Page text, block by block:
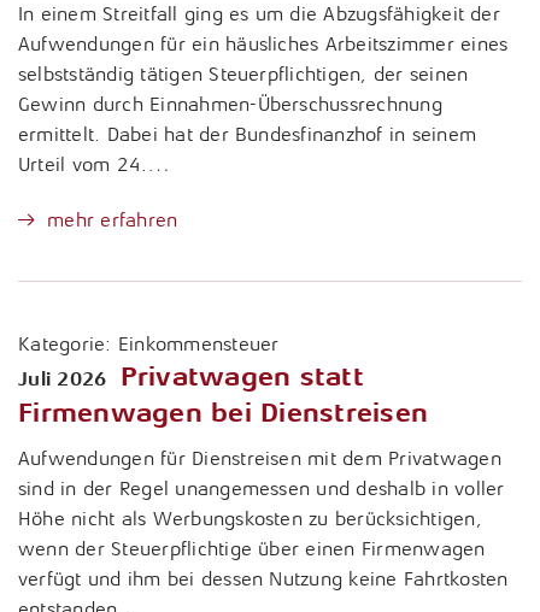
In einem Streitfall ging es um die Abzugsfähigkeit der
Aufwendungen für ein häusliches Arbeitszimmer eines
selbstständig tätigen Steuerpflichtigen, der seinen
Gewinn durch Einnahmen-Überschussrechnung
ermittelt. Dabei hat der Bundesfinanzhof in seinem
Urteil vom 24.…
mehr erfahren
Kategorie: Einkommensteuer
Juli 2026
Privatwagen statt
Firmenwagen bei Dienstreisen
Aufwendungen für Dienstreisen mit dem Privatwagen
sind in der Regel unangemessen und deshalb in voller
Höhe nicht als Werbungskosten zu berücksichtigen,
wenn der Steuerpflichtige über einen Firmenwagen
verfügt und ihm bei dessen Nutzung keine Fahrtkosten